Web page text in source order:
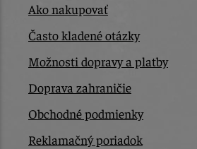
Ako nakupovať
Často kladené otázky
Možnosti dopravy a platby
Doprava zahraničie
Obchodné podmienky
Reklamačný poriadok